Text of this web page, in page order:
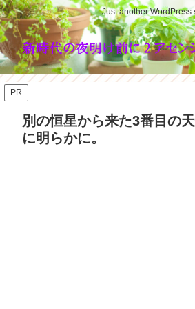
Just another WordPress
PR
別の恒星から来た3番目の
に明らかに。